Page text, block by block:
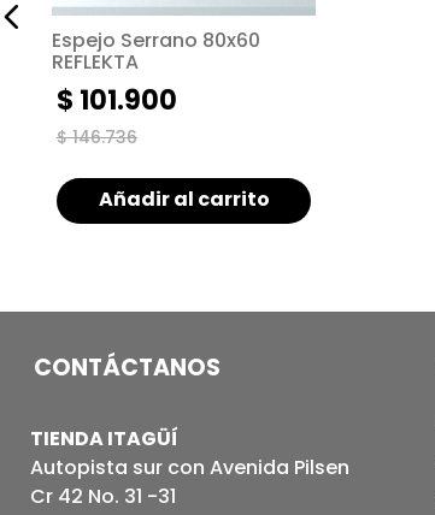
Espejo Serrano 80x60
REFLEKTA
$ 146.736
$ 101.900
Añadir al carrito
CONTÁCTANOS
TIENDA ITAGÜÍ
Autopista sur con Avenida Pilsen
Cr 42 No. 31 -31